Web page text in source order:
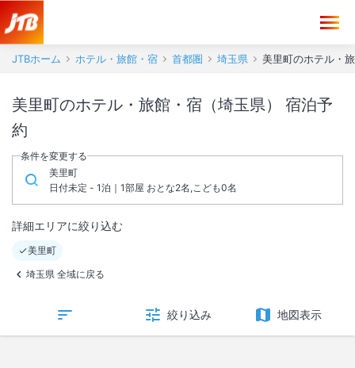
JTBホーム ホテル・旅館・宿 首都圏 埼玉県 美里町のホテル・
美里町のホテル・旅館・宿（埼玉県） 宿泊予
約
条件を変更する
美里町
日付未定 - 1泊｜1部屋 おとな2名,こども0名
詳細エリアに絞り込む
美里町
埼玉県 全域に戻る
絞り込み 地図表示